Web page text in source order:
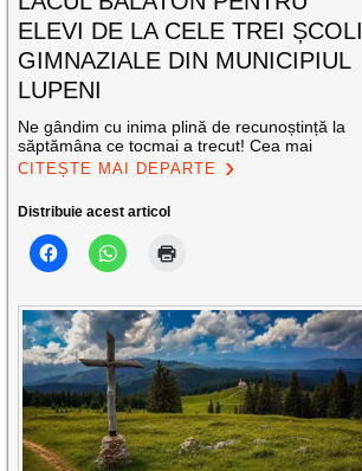
ELEVI DE LA CELE TREI ȘCOLI
GIMNAZIALE DIN MUNICIPIUL
LUPENI
Ne gândim cu inima plină de recunoștință la
săptămâna ce tocmai a trecut! Cea mai
CITEȘTE MAI DEPARTE
Distribuie acest articol